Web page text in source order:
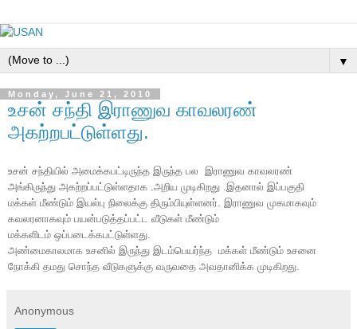
▼
Monday, June 21, 2010
உசன் சந்தி இராணுவ காவலரண்
அகற்றபட்டுள்ளது.
உசன் சந்தியில் அமைக்கபட்டிருந்த இருந்த பல இராணுவ காவலரண்
அங்கிருந்து அகற்றப்பட்டுள்ளதாக .அறிய முடிகிறது .இதனால் இப்பகுதி
மக்கள் மீண்டும் இயல்பு நிலைக்கு திரும்பியுள்ளனர். இராணுவ முகமாகவும்
கவலரனாகவும் பயன்படுத்தப்பட்ட வீடுகள் மீண்டும்
மக்களிடம் ஒப்படைக்கபட்டுள்ளது.
அண்மைகாலமாக உசனில் இருந்து இடம்பெயர்ந்த மக்கள் மீண்டும் உசனை
நோக்கி தமது சொந்த வீடுகளுக்கு வருவதை அவதானிக்க முடிகிறது.
Anonymous